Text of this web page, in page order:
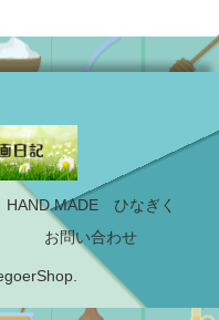
HAND MADE ひなぎく
お問い合わせ